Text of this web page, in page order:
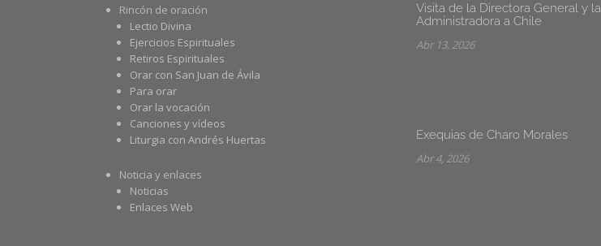
Rincón de oración
Lectio Divina
Ejercicios Espirituales
Retiros Espirituales
Orar con San Juan de Ávila
Para orar
Orar la vocación
Canciones y vídeos
Liturgia con Andrés Huertas
Noticia y enlaces
Noticias
Enlaces Web
Visita de la Directora General y la
Administradora a Chile
Abr 13, 2026
Exequias de Charo Morales
Abr 4, 2026